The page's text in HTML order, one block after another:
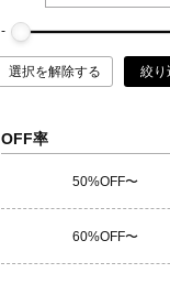
選択を解除する 絞り
OFF率
50%OFF〜
60%OFF〜